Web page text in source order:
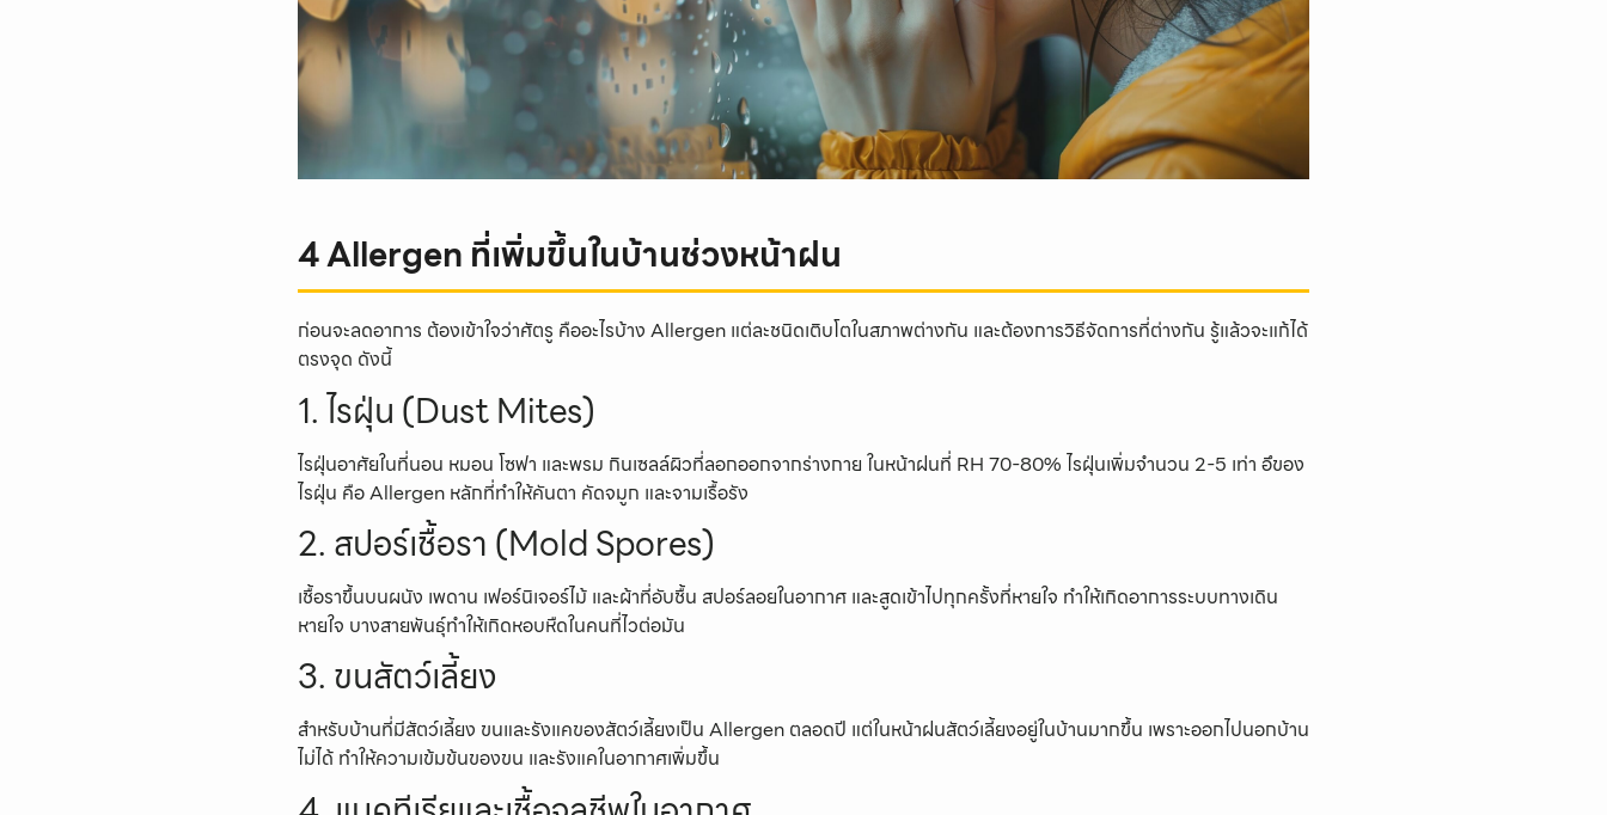
4 Allergen ที่เพิ่มขึ้นในบ้านช่วงหน้าฝน
ก่อนจะลดอาการ ต้องเข้าใจว่าศัตรู คืออะไรบ้าง Allergen แต่ละชนิดเติบโตในสภาพต่างกัน และต้องการวิธีจัดการที่ต่างกัน รู้แล้วจะแก้ได้
ตรงจุด ดังนี้
1. ไรฝุ่น (Dust Mites)
ไรฝุ่นอาศัยในที่นอน หมอน โซฟา และพรม กินเซลล์ผิวที่ลอกออกจากร่างกาย ในหน้าฝนที่ RH 70-80% ไรฝุ่นเพิ่มจำนวน 2-5 เท่า อึของ
ไรฝุ่น คือ Allergen หลักที่ทำให้คันตา คัดจมูก และจามเรื้อรัง
2. สปอร์เชื้อรา (Mold Spores)
เชื้อราขึ้นบนผนัง เพดาน เฟอร์นิเจอร์ไม้ และผ้าที่อับชื้น สปอร์ลอยในอากาศ และสูดเข้าไปทุกครั้งที่หายใจ ทำให้เกิดอาการระบบทางเดิน
หายใจ บางสายพันธุ์ทำให้เกิดหอบหืดในคนที่ไวต่อมัน
3. ขนสัตว์เลี้ยง
สำหรับบ้านที่มีสัตว์เลี้ยง ขนและรังแคของสัตว์เลี้ยงเป็น Allergen ตลอดปี แต่ในหน้าฝนสัตว์เลี้ยงอยู่ในบ้านมากขึ้น เพราะออกไปนอกบ้าน
ไม่ได้ ทำให้ความเข้มข้นของขน และรังแคในอากาศเพิ่มขึ้น